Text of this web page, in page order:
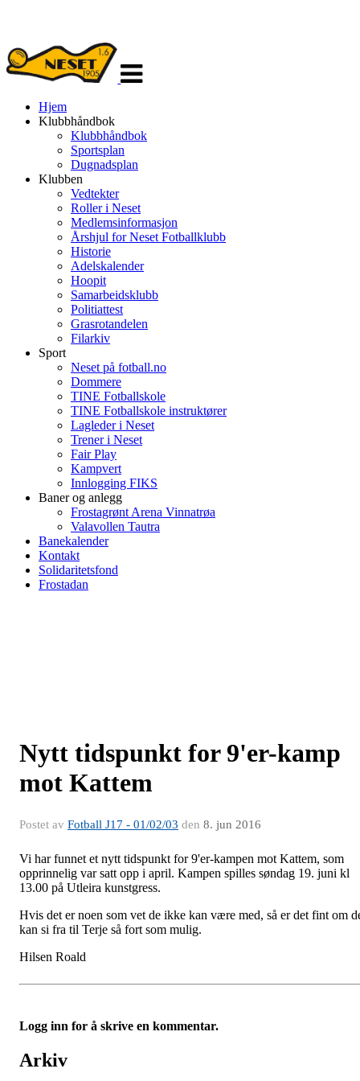
navigasjon
Hjem
Klubbhåndbok
Klubbhåndbok
Sportsplan
Dugnadsplan
Klubben
Vedtekter
Roller i Neset
Medlemsinformasjon
Årshjul for Neset Fotballklubb
Historie
Adelskalender
Hoopit
Samarbeidsklubb
Politiattest
Grasrotandelen
Filarkiv
Sport
Neset på fotball.no
Dommere
TINE Fotballskole
TINE Fotballskole instruktører
Lagleder i Neset
Trener i Neset
Fair Play
Kampvert
Innlogging FIKS
Baner og anlegg
Frostagrønt Arena Vinnatrøa
Valavollen Tautra
Banekalender
Kontakt
Solidaritetsfond
Frostadan
Nytt tidspunkt for 9'er-kamp
mot Kattem
Postet av Fotball J17 - 01/02/03 den 8. jun 2016
Vi har funnet et nytt tidspunkt for 9'er-kampen mot Kattem, som
opprinnelig var satt opp i april. Kampen spilles søndag 19. juni kl
13.00 på Utleira kunstgress.
Hvis det er noen som vet de ikke kan være med, så er det fint om
kan si fra til Terje så fort som mulig.
Hilsen Roald
Logg inn for å skrive en kommentar.
Arkiv